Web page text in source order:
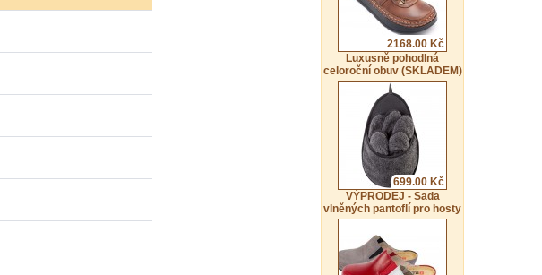
2168.00 Kč
Luxusně pohodlná
celoroční obuv (SKLADEM)
699.00 Kč
VÝPRODEJ - Sada
vlněných pantoflí pro hosty